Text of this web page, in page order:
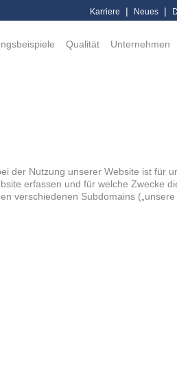
Karriere | Neues |
Qualität Unternehmen
der Nutzung unserer Website ist für
erfassen und für welche Zwecke
verschiedenen Subdomains